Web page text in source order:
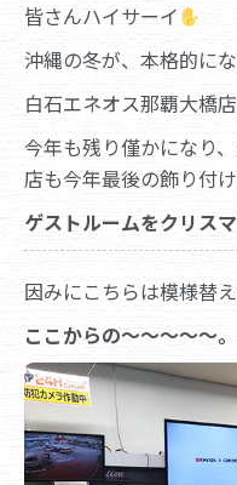
皆さんハイサーイ
沖縄の冬が、本格的に
白石エネオス那覇大橋
今年も残り僅かになり
店も今年最後の飾り付
ゲストルームをクリス
因みにこちらは模様替
ここからの～～～～～。